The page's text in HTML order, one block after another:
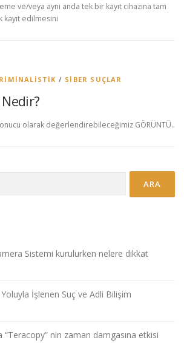
ve/veya aynı anda tek bir kayıt cihazına tam
kayıt edilmesini
/ SIBER SUÇLAR
olarak değerlendirebileceğimiz GÖRÜNTÜ..
Sistemi kurulurken nelere dikkat
İşlenen Suç ve Adli Bilişim
nin zaman damgasına etkisi